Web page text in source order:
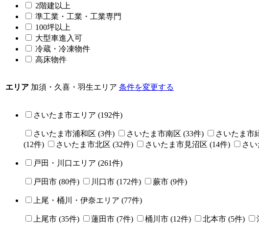
2階建以上
準工業・工業・工業専門
100坪以上
大型車進入可
冷蔵・冷凍物件
高床物件
エリア 加須・久喜・羽生エリア 条件を変更する
さいたま市エリア (192件)
さいたま市浦和区 (3件) さいたま市南区 (33件) さいたま市
(12件) さいたま市北区 (32件) さいたま市見沼区 (14件) さ
戸田・川口エリア (261件)
戸田市 (80件) 川口市 (172件) 蕨市 (9件)
上尾・桶川・伊奈エリア (77件)
上尾市 (35件) 蓮田市 (7件) 桶川市 (12件) 北本市 (5件)